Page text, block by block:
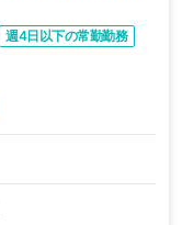
週4日以下の常勤勤務